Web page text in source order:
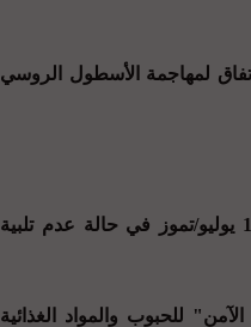
لمهاجمة الأسطول الروسي
يشار إلى أن روسيا كانت هددت بالانسحاب من اتفاق الحبوب في 17 يوليو/تموز في حالة عدم تلبية
للحبوب والمواد الغذائية